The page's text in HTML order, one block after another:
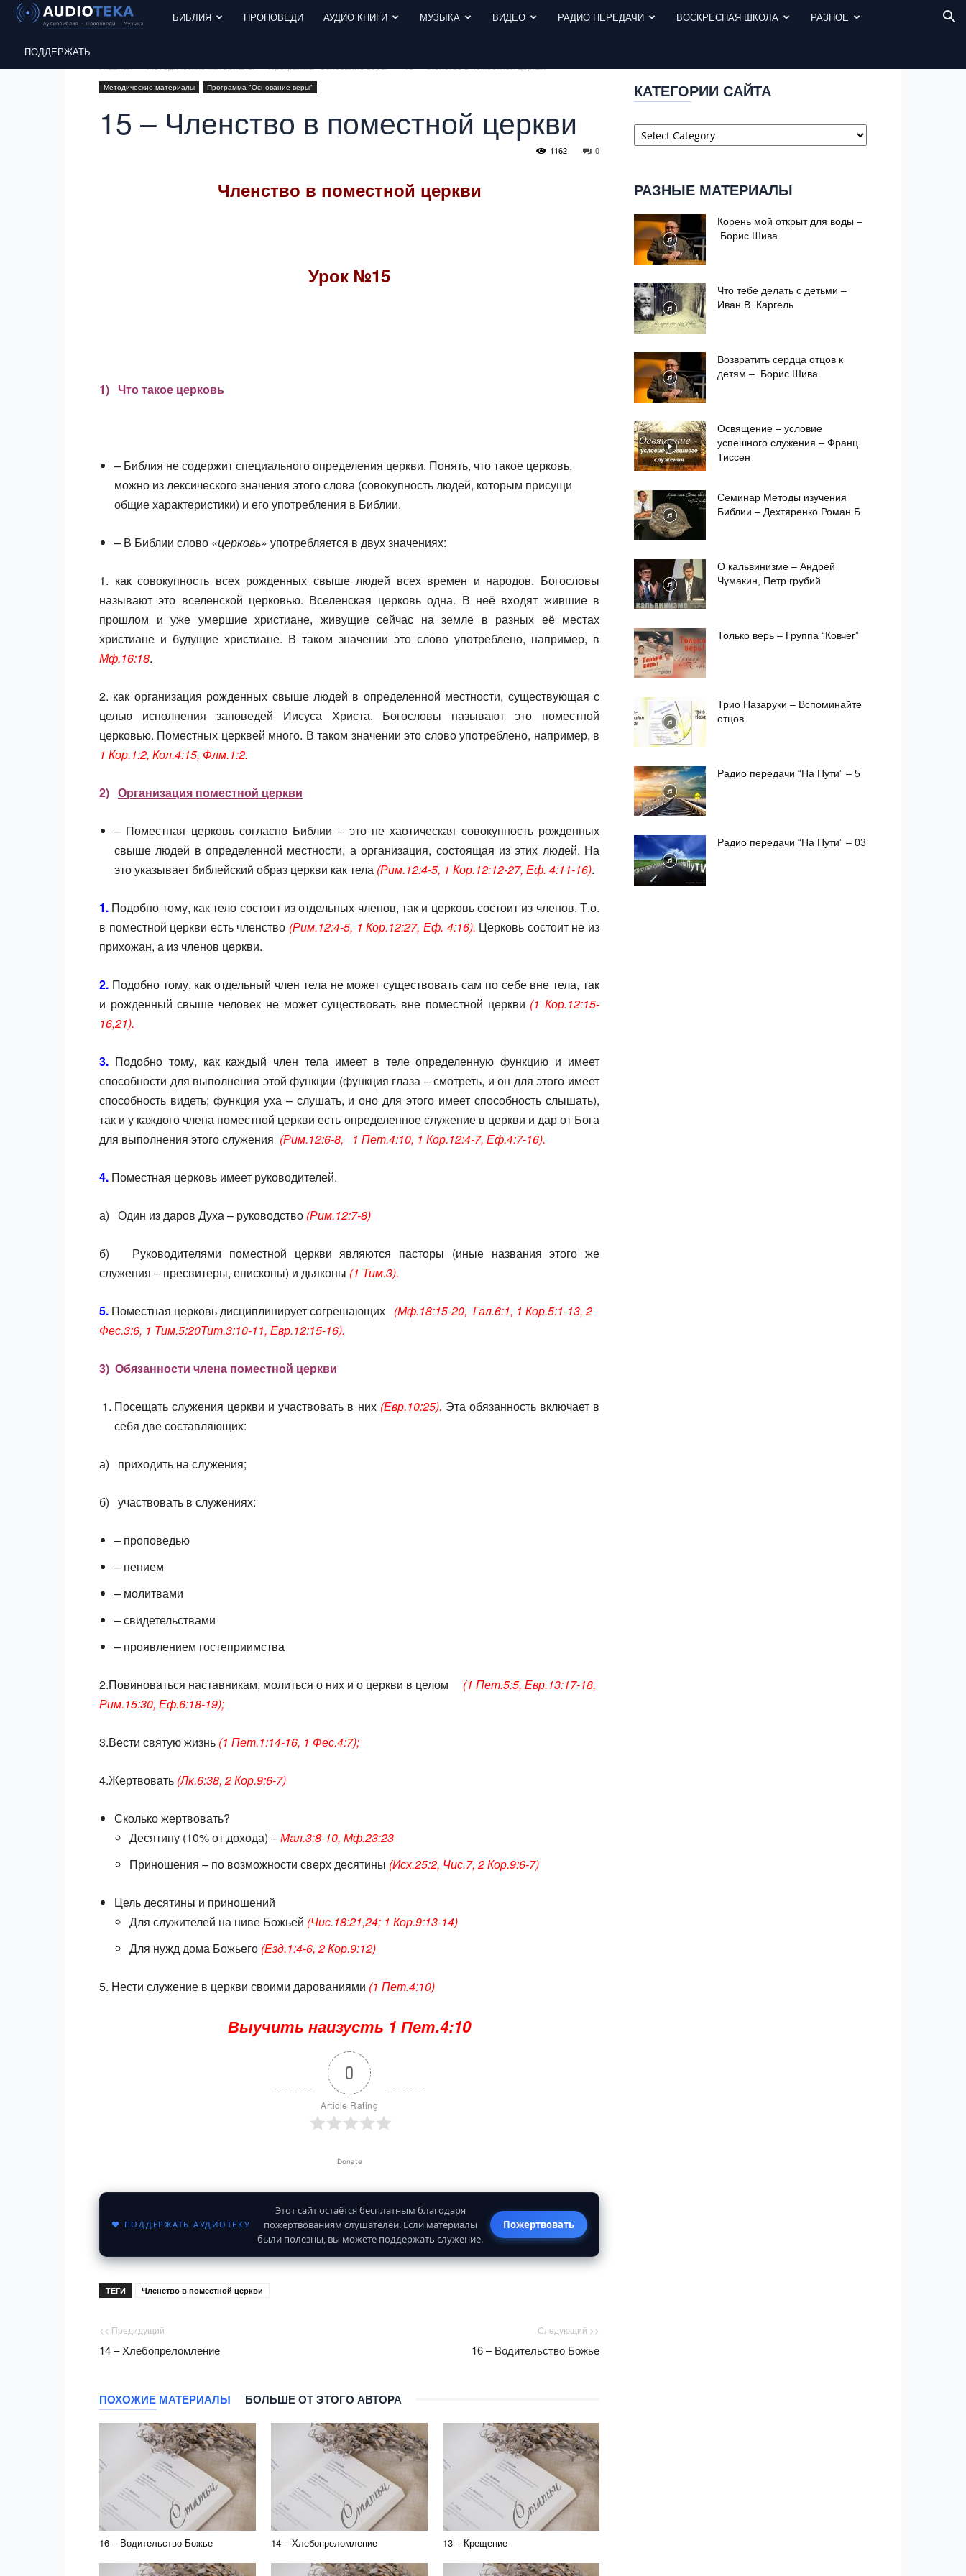
БИБЛИЯ ПРОПОВЕДИ АУДИО КНИГИ МУЗЫКА ВИДЕО РАДИО ПЕРЕДАЧИ ВОСКРЕСНАЯ ШКОЛА РАЗНОЕ
ПОДДЕРЖАТЬ
Методические материалы Программа "Основание веры"
15 – Членство в поместной церкви
0
1162
Членство в поместной церкви
Урок №15
1) Что такое церковь
– Библия не содержит специального определения церкви. Понять, что такое церковь,
можно из лексического значения этого слова (совокупность людей, которым присущи
общие характеристики) и его употребления в Библии.
– В Библии слово «церковь» употребляется в двух значениях:
1. как совокупность всех рожденных свыше людей всех времен и народов. Богословы
называют это вселенской церковью. Вселенская церковь одна. В неё входят жившие в
прошлом и уже умершие христиане, живущие сейчас на земле в разных её местах
христиане и будущие христиане. В таком значении это слово употреблено, например, в
Мф.16:18.
2. как организация рожденных свыше людей в определенной местности, существующая с
целью исполнения заповедей Иисуса Христа. Богословы называют это поместной
церковью. Поместных церквей много. В таком значении это слово употреблено, например, в
1 Кор.1:2, Кол.4:15, Флм.1:2.
2) Организация поместной церкви
– Поместная церковь согласно Библии – это не хаотическая совокупность рожденных
свыше людей в определенной местности, а организация, состоящая из этих людей. На
это указывает библейский образ церкви как тела (Рим.12:4-5, 1 Кор.12:12-27, Еф. 4:11-16).
1. Подобно тому, как тело состоит из отдельных членов, так и церковь состоит из членов. Т.о.
в поместной церкви есть членство (Рим.12:4-5, 1 Кор.12:27, Еф. 4:16). Церковь состоит не из
прихожан, а из членов церкви.
2. Подобно тому, как отдельный член тела не может существовать сам по себе вне тела, так
и рожденный свыше человек не может существовать вне поместной церкви (1 Кор.12:15-
16,21).
3. Подобно тому, как каждый член тела имеет в теле определенную функцию и имеет
способности для выполнения этой функции (функция глаза – смотреть, и он для этого имеет
способность видеть; функция уха – слушать, и оно для этого имеет способность слышать),
так и у каждого члена поместной церкви есть определенное служение в церкви и дар от Бога
для выполнения этого служения (Рим.12:6-8, 1 Пет.4:10, 1 Кор.12:4-7, Еф.4:7-16).
4. Поместная церковь имеет руководителей.
а) Один из даров Духа – руководство (Рим.12:7-8)
б) Руководителями поместной церкви являются пасторы (иные названия этого же
служения – пресвитеры, епископы) и дьяконы (1 Тим.3).
5. Поместная церковь дисциплинирует согрешающих (Мф.18:15-20, Гал.6:1, 1 Кор.5:1-13, 2
Фес.3:6, 1 Тим.5:20Тит.3:10-11, Евр.12:15-16).
3) Обязанности члена поместной церкви
Посещать служения церкви и участвовать в них (Евр.10:25). Эта обязанность включает в
себя две составляющих:
а) приходить на служения;
б) участвовать в служениях:
– проповедью
– пением
– молитвами
– свидетельствами
– проявлением гостеприимства
2.Повиноваться наставникам, молиться о них и о церкви в целом
(1 Пет.5:5, Евр.13:17-18,
Рим.15:30, Еф.6:18-19);
3.Вести святую жизнь (1 Пет.1:14-16, 1 Фес.4:7);
4.Жертвовать (Лк.6:38, 2 Кор.9:6-7)
Сколько жертвовать?
Десятину (10% от дохода) –Мал.3:8-10, Мф.23:23
Приношения – по возможности сверх десятины (Исх.25:2, Чис.7, 2 Кор.9:6-7)
Цель десятины и приношений
Для служителей на ниве Божьей (Чис.18:21,24; 1 Кор.9:13-14)
Для нужд дома Божьего (Езд.1:4-6, 2 Кор.9:12)
5. Нести служение в церкви своими дарованиями (1 Пет.4:10)
Выучить наизусть 1 Пет.4:10
0
Article Rating
Donate
♥ ПОДДЕРЖАТЬ АУДИОТЕКУ
Этот сайт остаётся бесплатным благодаря
пожертвованиям слушателей. Если материалы
были полезны, вы можете поддержать служение.
Пожертвовать
ТЕГИ Членство в поместной церкви
<< Предидущий
14 – Хлебопреломление
Следующий >>
16 – Водительство Божье
ПОХОЖИЕ МАТЕРИАЛЫ БОЛЬШЕ ОТ ЭТОГО АВТОРА
16 – Водительство Божье 14 – Хлебопреломление 13 – Крещение
КАТЕГОРИИ САЙТА
Категории
сайта
РАЗНЫЕ МАТЕРИАЛЫ
Корень мой открыт для воды –
Борис Шива
Что тебе делать с детьми –
Иван В. Каргель
Возвратить сердца отцов к
детям – Борис Шива
Освящение – условие
успешного служения – Франц
Тиссен
Семинар Методы изучения
Библии – Дехтяренко Роман Б.
О кальвинизме – Андрей
Чумакин, Петр грубий
Только верь – Группа “Ковчег”
Трио Назаруки – Вспоминайте
отцов
Радио передачи “На Пути” – 5
Радио передачи “На Пути” – 03